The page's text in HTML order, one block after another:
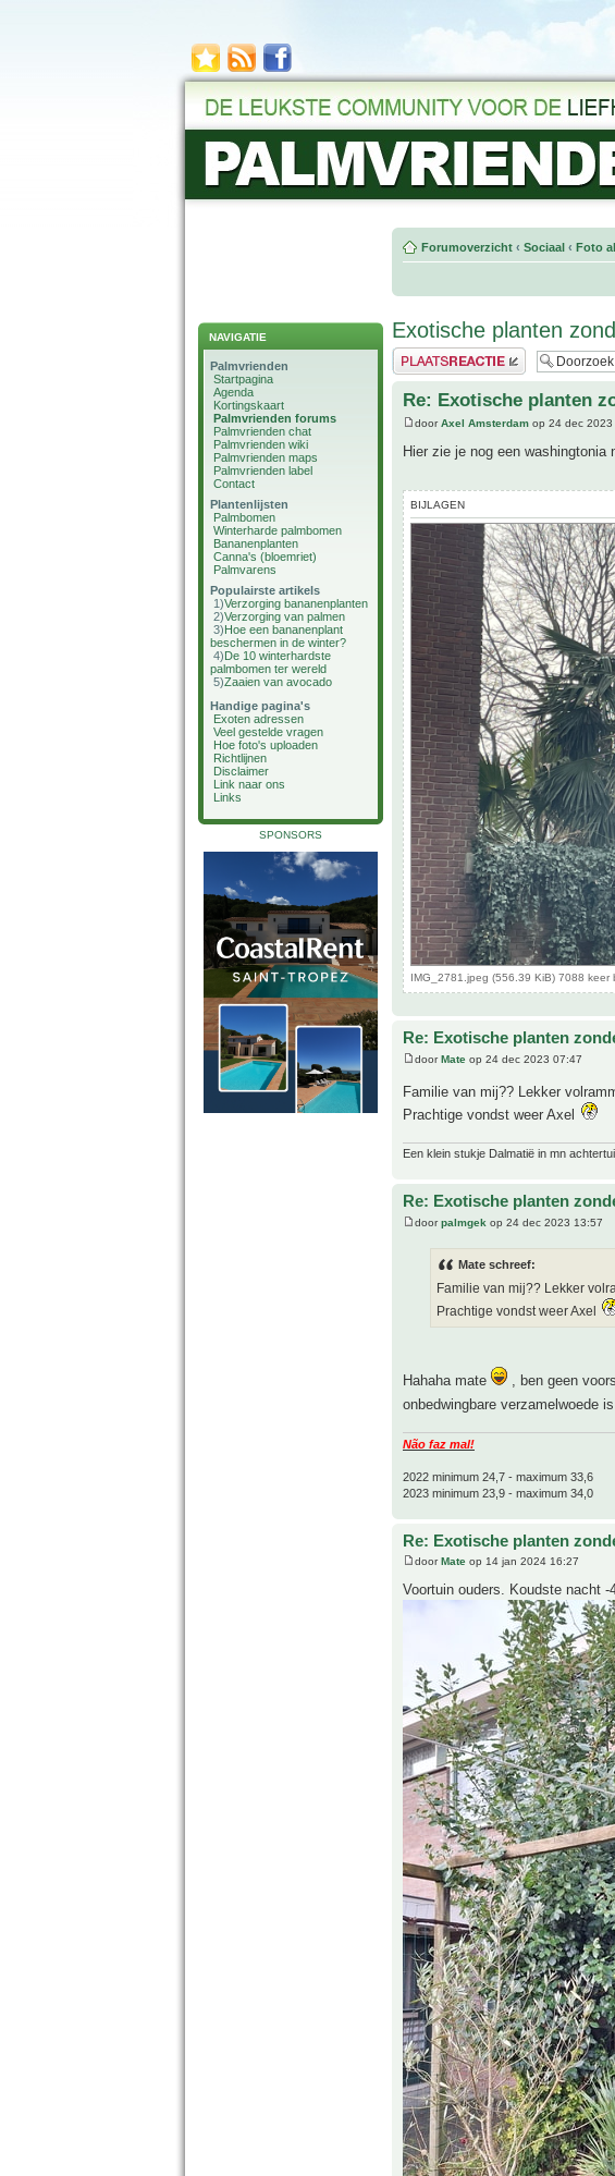
NAVIGATIE
Palmvrienden
Startpagina
Agenda
Kortingskaart
Palmvrienden forums
Palmvrienden chat
Palmvrienden wiki
Palmvrienden maps
Palmvrienden label
Contact
Plantenlijsten
Palmbomen
Winterharde palmbomen
Bananenplanten
Canna's (bloemriet)
Palmvarens
Populairste artikels
1)Verzorging bananenplanten
2)Verzorging van palmen
3)Hoe een bananenplant
beschermen in de winter?
4)De 10 winterhardste
palmbomen ter wereld
5)Zaaien van avocado
Handige pagina's
Exoten adressen
Veel gestelde vragen
Hoe foto's uploaden
Richtlijnen
Disclaimer
Link naar ons
Links
SPONSORS
Forumoverzicht ‹ Sociaal ‹ Foto
Exotische planten
Plaats een reactie
Re: Exotische planten
doorAxel Amsterdam op 24 dec 2023
Hier zie je nog een washingtonia
BIJLAGEN
IMG_2781.jpeg (556.39 KiB) 7088 keer
Re: Exotische planten
doorMate op 24 dec 2023 07:47
Familie van mij?? Lekker
Prachtige vondst weer Axel
Een klein stukje Dalmatië in mn
Re: Exotische planten
doorpalmgek op 24 dec 2023 13:57
Mate schreef:
Familie van mij?? Lekker
Prachtige vondst weer Axel
Hahaha mate
, ben geen
onbedwingbare verzamelwoede
Não faz mal!
2022 minimum 24,7 - maximum 33,6
2023 minimum 23,9 - maximum 34,0
Re: Exotische planten
doorMate op 14 jan 2024 16:27
Voortuin ouders. Koudste nacht -